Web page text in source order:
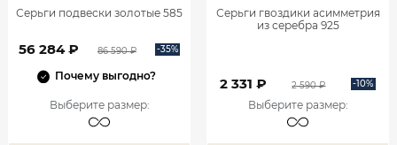
Серьги подвески золотые 585
56 284 ₽ 86 590 ₽ -35%
Почему выгодно?
Выберите размер:
Серьги гвоздики асимметрия
из серебра 925
2 331 ₽ 2 590 ₽ -10%
Выберите размер: